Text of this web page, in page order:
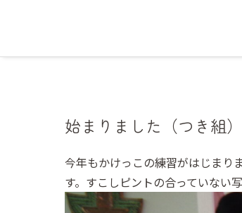
始まりました（つき組）
今年もかけっこの練習がはじまり
す。すこしピントの合っていない